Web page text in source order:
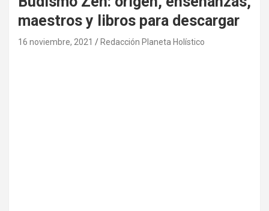
maestros y libros para descargar
16 noviembre, 2021 Redacción Planeta Holístico